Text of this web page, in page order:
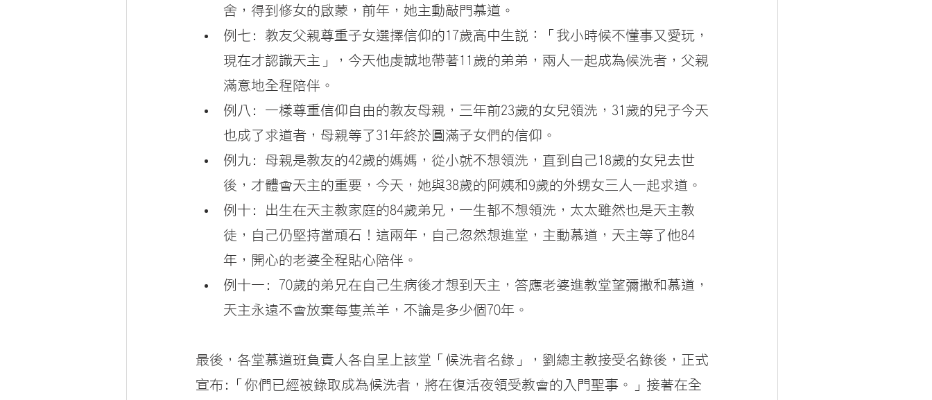
舍，得到修女的啟蒙，前年，她主動敲門慕道。
例七: 教友父親尊重子女選擇信仰的17歲高中生說：「我小時候不懂事又愛玩，
現在才認識天主」，今天他虔誠地帶著11歲的弟弟，兩人一起成為候洗者，父親
滿意地全程陪伴。
例八: 一樣尊重信仰自由的教友母親，三年前23歲的女兒領洗，31歲的兒子今天
也成了求道者，母親等了31年終於圓滿子女們的信仰。
例九: 母親是教友的42歲的媽媽，從小就不想領洗，直到自己18歲的女兒去世
後，才體會天主的重要，今天，她與38歲的阿姨和9歲的外甥女三人一起求道。
例十: 出生在天主教家庭的84歲弟兄，一生都不想領洗，太太雖然也是天主教
徒，自己仍堅持當頑石！這兩年，自己忽然想進堂，主動慕道，天主等了他84
年，開心的老婆全程貼心陪伴。
例十一: 70歲的弟兄在自己生病後才想到天主，答應老婆進教堂望彌撒和慕道，
天主永遠不會放棄每隻羔羊，不論是多少個70年。
最後，各堂慕道班負責人各自呈上該堂「候洗者名錄」，劉總主教接受名錄後，正式
宣布:「你們已經被錄取成為候洗者，將在復活夜領受教會的入門聖事。」接著在全